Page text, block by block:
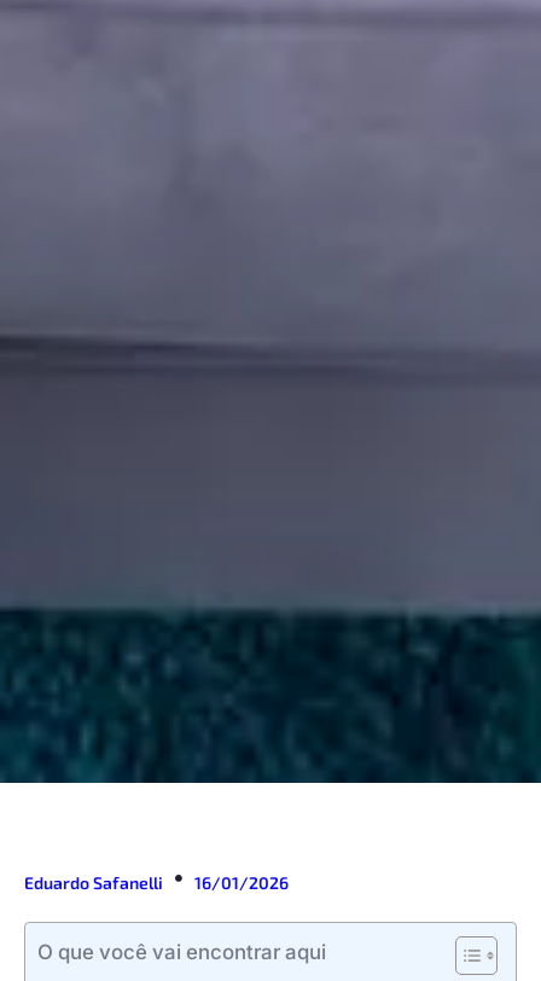
Eduardo Safanelli 16/01/2026
O que você vai encontrar aqui